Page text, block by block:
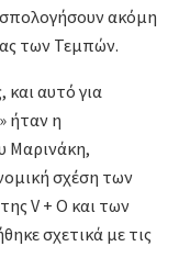
ακόμη
των Τεμπών.
και αυτό για
ήταν η
Μαρινάκη,
σχέση των
V + O και των
σχετικά με τις